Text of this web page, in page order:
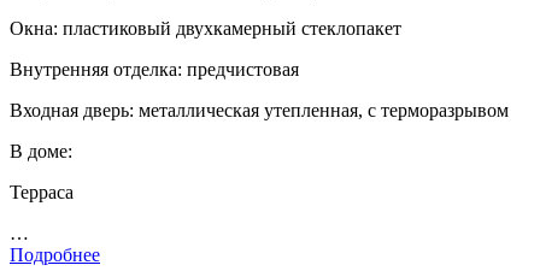
Окна: пластиковый двухкамерный стеклопакет
Внутренняя отделка: предчистовая
Входная дверь: металлическая утепленная, с терморазрывом
В доме:
Терраса
…
Подробнее